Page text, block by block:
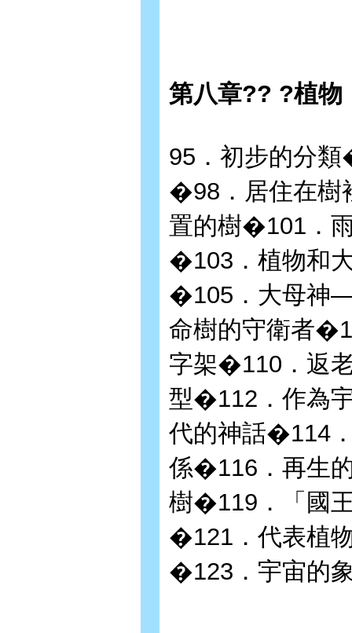
第八章?? ?植物
95．初步的分
�98．居住在樹
置的樹�101．
�103．植物和
�105．大母神
命樹的守衛者
字架�110．返
型�112．作為
代的神話�114
係�116．再生
樹�119．「國
�121．代表植
�123．宇宙的